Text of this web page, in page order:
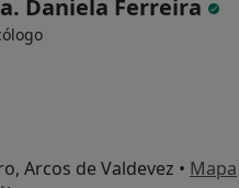
Daniela Ferreira
Arcos de Valdevez • Mapa